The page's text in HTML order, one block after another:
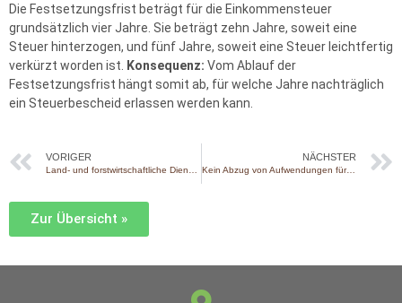
Die Festsetzungsfrist beträgt für die Einkommensteuer
grundsätzlich vier Jahre. Sie beträgt zehn Jahre, soweit eine
Steuer hinterzogen, und fünf Jahre, soweit eine Steuer leichtfertig
verkürzt worden ist. Konsequenz: Vom Ablauf der
Festsetzungsfrist hängt somit ab, für welche Jahre nachträglich
ein Steuerbescheid erlassen werden kann.
VORIGER
Land- und forstwirtschaftliche Dienstleistungen
NÄCHSTER
Kein Abzug von Aufwendungen für Ozempic bei Adipositas
Zur Übersicht »